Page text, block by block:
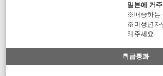
일본에 거
※배송하는
※미성년자
해주세요.
취급통화